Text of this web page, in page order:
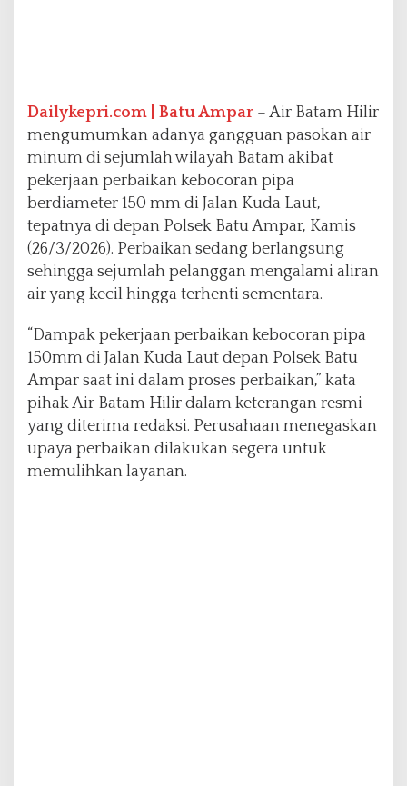
o
l
s
e
k
B
a
t
u
A
m
a
r
Dailykepri.com | Batu Ampar – Air Batam Hilir
mengumumkan adanya gangguan pasokan air
minum di sejumlah wilayah Batam akibat
pekerjaan perbaikan kebocoran pipa
berdiameter 150 mm di Jalan Kuda Laut,
tepatnya di depan Polsek Batu Ampar, Kamis
(26/3/2026). Perbaikan sedang berlangsung
sehingga sejumlah pelanggan mengalami aliran
air yang kecil hingga terhenti sementara.
“Dampak pekerjaan perbaikan kebocoran pipa
150mm di Jalan Kuda Laut depan Polsek Batu
Ampar saat ini dalam proses perbaikan,” kata
pihak Air Batam Hilir dalam keterangan resmi
yang diterima redaksi. Perusahaan menegaskan
upaya perbaikan dilakukan segera untuk
memulihkan layanan.